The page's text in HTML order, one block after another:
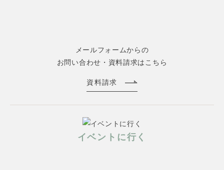
メールフォームからの
お問い合わせ・資料請求はこちら
資料請求
イベントに行く